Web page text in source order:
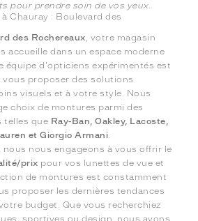
pour prendre soin de vos yeux.
Chauray : Boulevard des
des Rochereaux, votre magasin
accueille dans un espace moderne
équipe d'opticiens expérimentés est
proposer des solutions
visuels et à votre style. Nous
choix de montures parmi des
telles que Ray-Ban, Oakley, Lacoste,
et Giorgio Armani.
nous nous engageons à vous offrir le
prix pour vos lunettes de vue et
de montures est constamment
proposer les dernières tendances
budget. Que vous recherchiez